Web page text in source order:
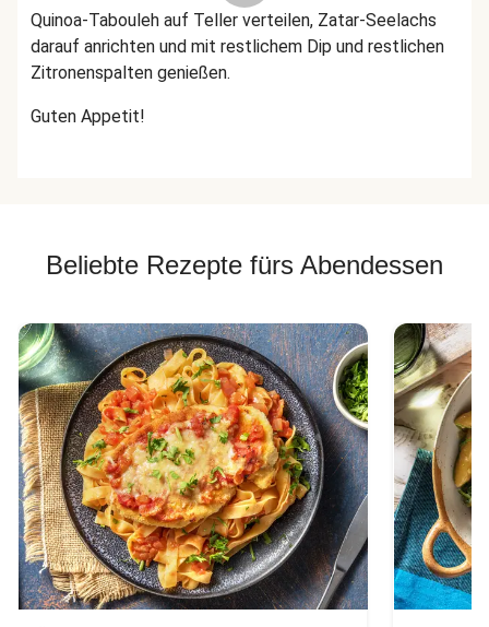
Quinoa-Tabouleh auf Teller verteilen, Zatar-Seelachs
darauf anrichten und mit restlichem Dip und restlichen
Zitronenspalten genießen.
Guten Appetit!
Beliebte Rezepte fürs Abendessen